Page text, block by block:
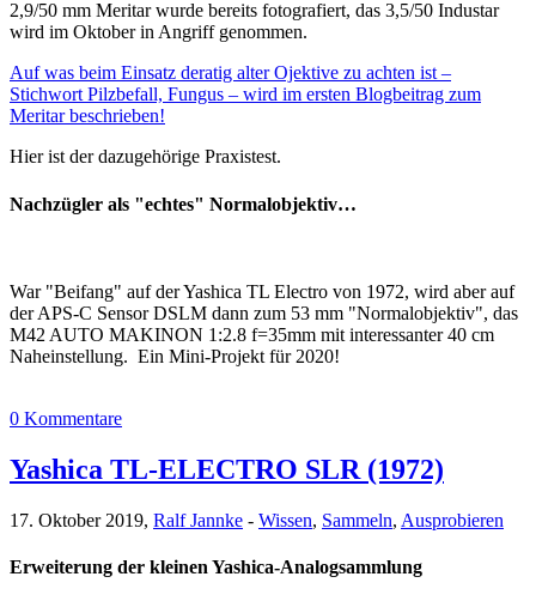
2,9/50 mm Meritar wurde bereits fotografiert, das 3,5/50 Industar
wird im Oktober in Angriff genommen.
Auf was beim Einsatz deratig alter Ojektive zu achten ist –
Stichwort Pilzbefall, Fungus – wird im ersten Blogbeitrag zum
Meritar beschrieben!
Hier ist der dazugehörige Praxistest.
Nachzügler als "echtes" Normalobjektiv…
War "Beifang" auf der Yashica TL Electro von 1972, wird aber auf
der APS-C Sensor DSLM dann zum 53 mm "Normalobjektiv", das
M42 AUTO MAKINON 1:2.8 f=35mm mit interessanter 40 cm
Naheinstellung. Ein Mini-Projekt für 2020!
0 Kommentare
Yashica TL-ELECTRO SLR (1972)
17. Oktober 2019, Ralf Jannke - Wissen, Sammeln, Ausprobieren
Erweiterung der kleinen Yashica-Analogsammlung